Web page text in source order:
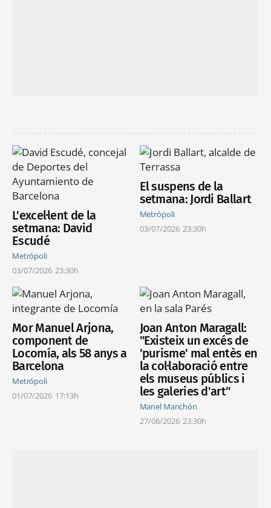
L'excel·lent de la
setmana: David
Escudé
Metrópoli
03/07/2026 23:30h
El suspens de la
setmana: Jordi Ballart
Metrópoli
03/07/2026 23:30h
Mor Manuel Arjona,
component de
Locomía, als 58 anys a
Barcelona
Metrópoli
01/07/2026 17:13h
Joan Anton Maragall:
"Existeix un excés de
'purisme' mal entès en
la col·laboració entre
els museus públics i
les galeries d'art"
Manel Manchón
27/06/2026 23:30h